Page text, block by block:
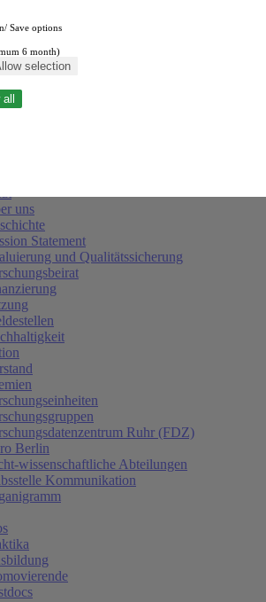
uns
Statement
und Qualitätssicherung
Ruhr (FDZ)
Berlin
wissenschaftliche Abteilungen
Kommunikation
Save options
6 month)
selection